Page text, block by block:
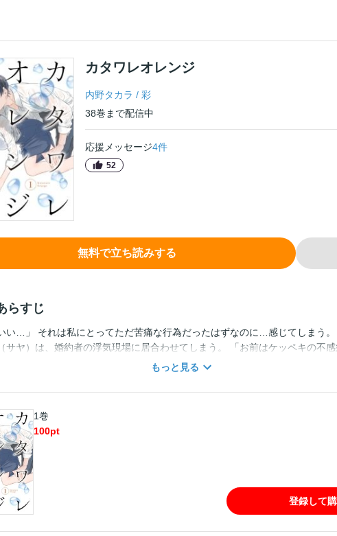
カタワレオレンジ
内野タカラ / 彩
38巻 まで配信中
応援メッセージ4件
52
無料で立ち読みする
らすじ
い…」 それは私にとってただ苦痛な行為だったはずなのに…感じてしまう
サヤ）は、婚約者の浮気現場に居合わせてしまう。 「お前はケッペキの不
を浴びせられ、更に婚約は解消。 傷ついたサヤは新しい自分に生まれ変わ
女になってほしい」 不感症OLと恋を知らない御曹司の切ないラブストーリ
もっと見る
1巻
100pt
登録して